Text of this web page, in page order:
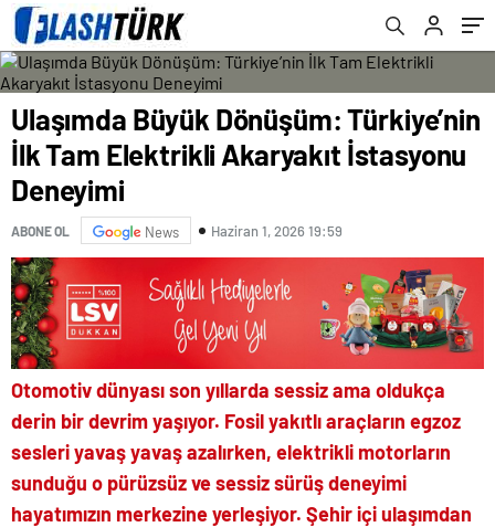
Ulaşımda Büyük Dönüşüm: Türkiye’nin
İlk Tam Elektrikli Akaryakıt İstasyonu
Deneyimi
ABONE OL News Haziran 1, 2026 19:59
Otomotiv dünyası son yıllarda sessiz ama oldukça
derin bir devrim yaşıyor. Fosil yakıtlı araçların egzoz
sesleri yavaş yavaş azalırken, elektrikli motorların
sunduğu o pürüzsüz ve sessiz sürüş deneyimi
hayatımızın merkezine yerleşiyor. Şehir içi ulaşımdan